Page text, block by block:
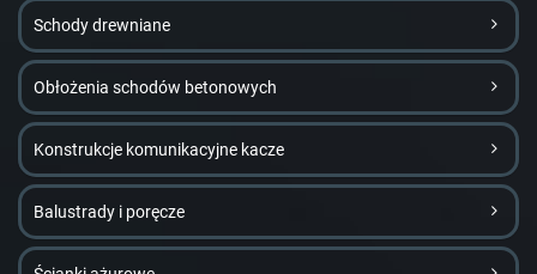
Schody drewniane
Obłożenia schodów betonowych
Konstrukcje komunikacyjne kacze
Balustrady i poręcze